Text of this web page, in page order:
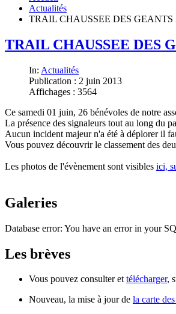
Actualités
TRAIL CHAUSSEE DES GEANTS
TRAIL CHAUSSEE DES
In: Actualités
Publication : 2 juin 2013
Affichages : 3564
Ce samedi 01 juin, 26 bénévoles de notre
La présence des signaleurs tout au long du
Aucun incident majeur n'a été à déplorer il
Vous pouvez découvrir le classement des
Les photos de l'évènement sont visibles ici,
Galeries
Database error: You have an error in your
Les brèves
Vous pouvez consulter ettélécharger,
Nouveau, la mise à jour de la carte